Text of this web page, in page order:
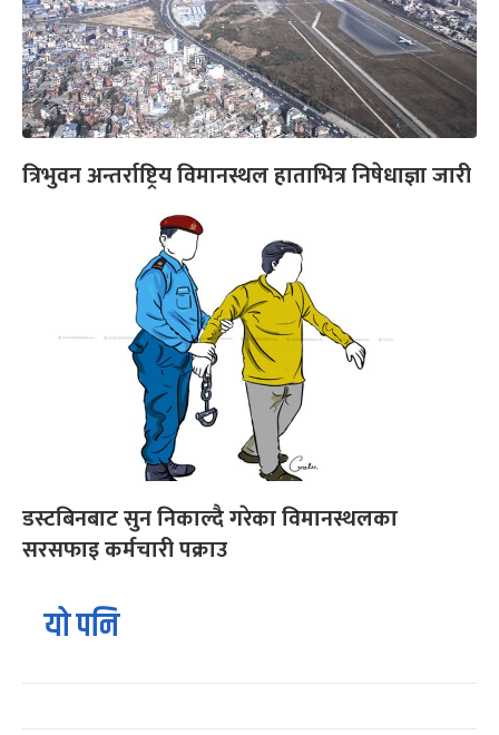
त्रिभुवन अन्तर्राष्ट्रिय विमानस्थल हाताभित्र निषेधाज्ञा जारी
डस्टबिनबाट सुन निकाल्दै गरेका विमानस्थलका
सरसफाइ कर्मचारी पक्राउ
यो पनि